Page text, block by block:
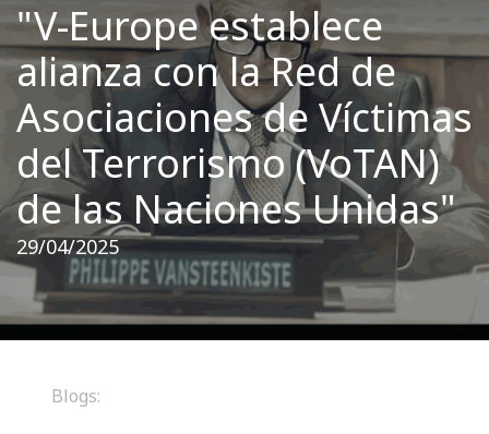
"V-Europe establece
alianza con la Red de
Asociaciones de Víctimas
del Terrorismo (VoTAN)
de las Naciones Unidas"
29/04/2025
Blogs: